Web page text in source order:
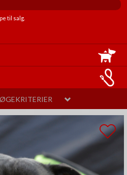
til salg.
GOD TIL ÆLDRE